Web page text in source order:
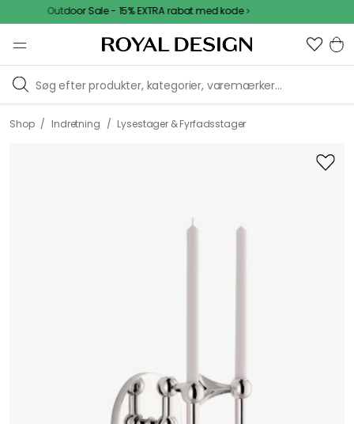
Outdoor Sale - 15% EXTRA rabat med kode
Shop / Indretning / Lysestager & Fyrfadsstager